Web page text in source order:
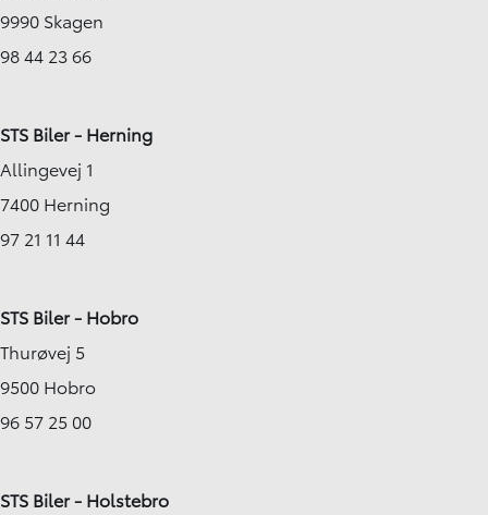
9990 Skagen
98 44 23 66
STS Biler - Herning
Allingevej 1
7400 Herning
97 21 11 44
STS Biler - Hobro
Thurøvej 5
9500 Hobro
96 57 25 00
STS Biler - Holstebro